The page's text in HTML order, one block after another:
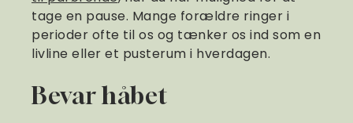
tage en pause. Mange forældre ringer i
perioder ofte til os og tænker os ind som en
livline eller et pusterum i hverdagen.
Bevar håbet